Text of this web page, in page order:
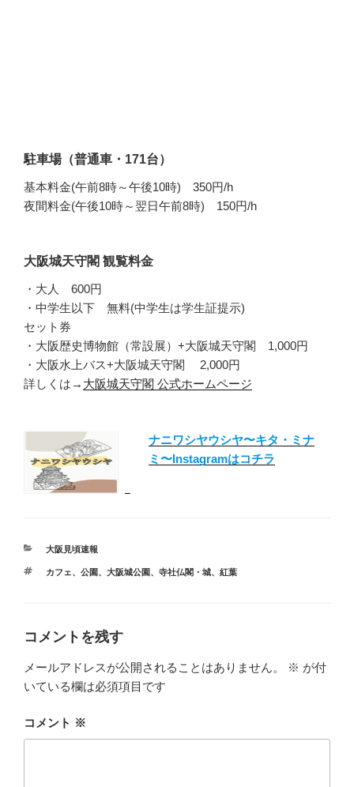
駐車場（普通車・171台）
基本料金(午前8時～午後10時) 350円/h
夜間料金(午後10時～翌日午前8時) 150円/h
大阪城天守閣 観覧料金
・大人 600円
・中学生以下 無料(中学生は学生証提示)
セット券
・大阪歴史博物館（常設展）+大阪城天守閣 1,000円
・大阪水上バス+大阪城天守閣 2,000円
詳しくは→ 大阪城天守閣 公式ホームページ
ナニワシヤウシヤ〜キタ・ミナ
ミ〜Instagramはコチラ
カ
ゴ
大阪見頃速報
タ
カフェ、 公園、 大阪城公園、 寺社仏閣・城、 紅葉
コメントを残す
メールアドレスが公開されることはありません。 ※ が付
いている欄は必須項目です
コメント ※